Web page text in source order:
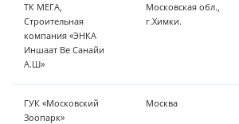
ТК МЕГА,
Строительная
компания «ЭНКА
Иншаат Ве Санайи
А.Ш»
Московская обл.,
г.Химки.
ГУК «Московский
Зоопарк»
Москва